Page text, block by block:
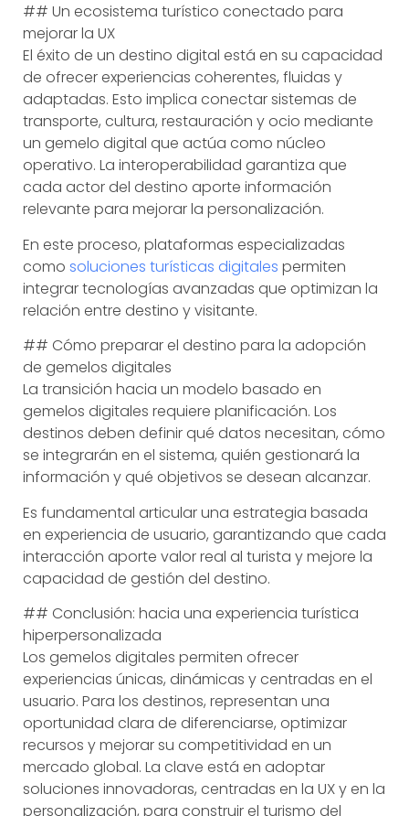
## Un ecosistema turístico conectado para
mejorar la UX
El éxito de un destino digital está en su capacidad
de ofrecer experiencias coherentes, fluidas y
adaptadas. Esto implica conectar sistemas de
transporte, cultura, restauración y ocio mediante
un gemelo digital que actúa como núcleo
operativo. La interoperabilidad garantiza que
cada actor del destino aporte información
relevante para mejorar la personalización.
En este proceso, plataformas especializadas
como soluciones turísticas digitales permiten
integrar tecnologías avanzadas que optimizan la
relación entre destino y visitante.
## Cómo preparar el destino para la adopción
de gemelos digitales
La transición hacia un modelo basado en
gemelos digitales requiere planificación. Los
destinos deben definir qué datos necesitan, cómo
se integrarán en el sistema, quién gestionará la
información y qué objetivos se desean alcanzar.
Es fundamental articular una estrategia basada
en experiencia de usuario, garantizando que cada
interacción aporte valor real al turista y mejore la
capacidad de gestión del destino.
## Conclusión: hacia una experiencia turística
hiperpersonalizada
Los gemelos digitales permiten ofrecer
experiencias únicas, dinámicas y centradas en el
usuario. Para los destinos, representan una
oportunidad clara de diferenciarse, optimizar
recursos y mejorar su competitividad en un
mercado global. La clave está en adoptar
soluciones innovadoras, centradas en la UX y en la
personalización, para construir el turismo del